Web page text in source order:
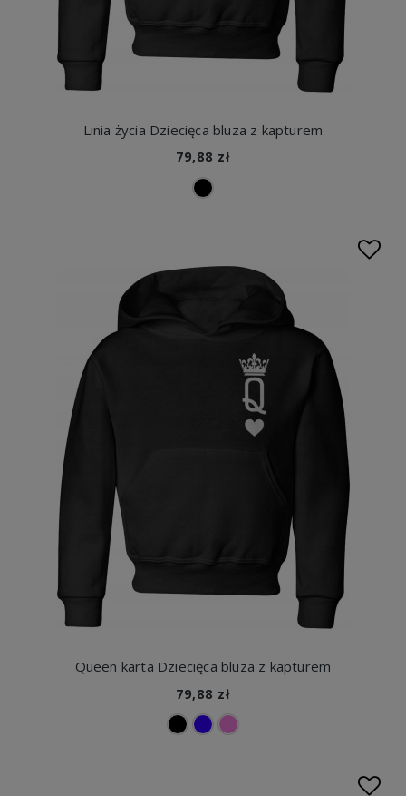
Linia życia Dziecięca bluza z kapturem
79,88 zł
Queen karta Dziecięca bluza z kapturem
79,88 zł